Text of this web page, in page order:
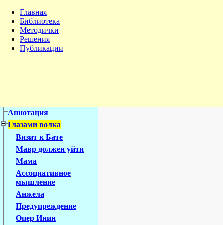
Главная
Библиотека
Методички
Решения
Публикации
Аннотация
Глазами волка
Визит к Бате
Мавр должен уйти
Мама
Ассоциативное
мышление
Анжела
Предупреждение
Опер Инин